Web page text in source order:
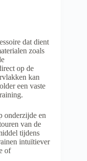
dat dient
zoals
op de
kan
een vaste
onderzijde en
van de
tijdens
intuïtiever
of